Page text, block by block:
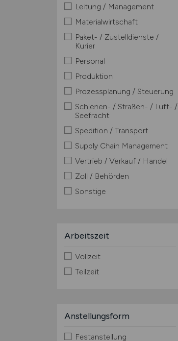
Leitung / Management
Materialwirtschaft
Paket- / Zustelldienste /
Kurier
Personal
Produktion
Prozessplanung / Steuerung
Schienen- / Straßen- / Luft- /
Seefracht
Spedition / Transport
Supply Chain Management
Vertrieb / Verkauf / Handel
Zoll / Behörden
Sonstige
Arbeitszeit
Vollzeit
Teilzeit
Anstellungsform
Festanstellung